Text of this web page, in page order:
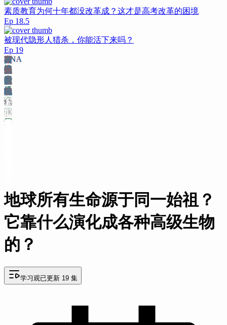
素质教育为何十年都没改革成？这才是高考改革的困境
Ep 18.5
被现代隐形人猎杀，你能活下来吗？
Ep 19
1
生
命
起
源
1
生
2
智
能
进
化
机
制
制
3
神
经
感
官
发
展
展
4
学
习
系
统
演
进
进
生
命
演
化
生
命
演
房
间
整
理
房
间
整
智
能
演
化
智
能
演
蛋
白
质
功
能
蛋
白
砖
块
筑
墙
砖
块
筑
RNA
突
变
RNA
突
变
DNA
稳
定
性
DNA
稳
定
卢
卡
后
代
卢
卡
后
大
氧
化
事
件
大
氧
负
反
馈
机
制
负
反
有
性
生
殖
有
性
生
交
配
局
限
交
配
局
神
经
网
络
神
经
网
军
备
竞
赛
军
备
竞
寒
武
爆
发
猜
测
寒
人
工
智
能
人
工
智
下
期
预
告
下
期
预
地球所有生命源于同一始祖？
它靠什么演化成各种高级生物
的？
学习观已更新 19 集